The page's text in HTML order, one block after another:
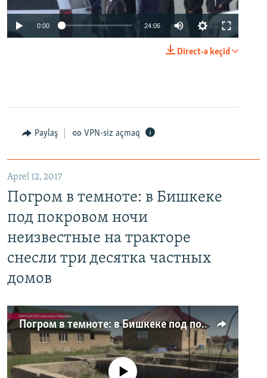
0:00 24:06
Direct-ə keçid
Paylaş VPN-siz açmaq
Aprel 12, 2017
Погром в темноте: в Бишкеке
под покровом ночи
неизвестные на тракторе
снесли три десятка частных
домов
Погром в темноте: в Бишкеке под покровом ночи неизвестные на тракторе снесли три десятка частных домов
No media source currently available